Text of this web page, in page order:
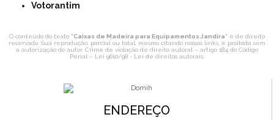
Votorantim
O conteúdo do texto "Caixas de Madeira para Equipamentos Jandira" é de direito
reservado. Sua reprodução, parcial ou total, mesmo citando nossos links, é proibida sem
a autorização do autor. Crime de violação de direito autoral – artigo 184 do Código
Penal – Lei 9610/98 - Lei de direitos autorais
ENDEREÇO